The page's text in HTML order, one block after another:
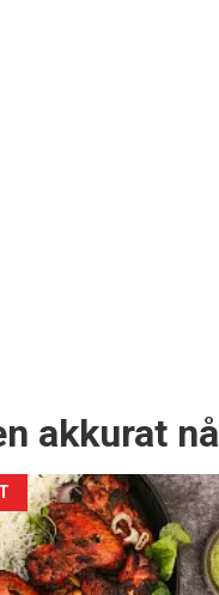
akkurat nå